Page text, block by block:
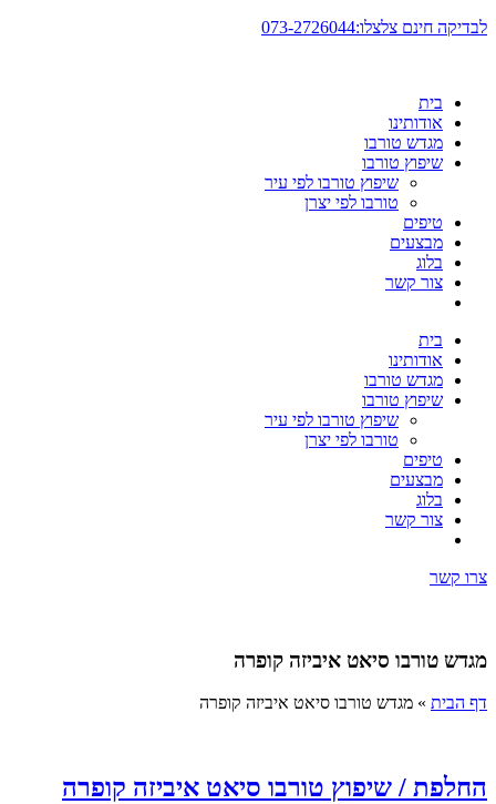
דלג
לבדיקה חינם צלצלו:073-2726044
בית
אודותינו
מגדש טורבו
שיפוץ טורבו
שיפוץ טורבו לפי עיר
טורבו לפי יצרן
טיפים
מבצעים
בלוג
צור קשר
בית
אודותינו
מגדש טורבו
שיפוץ טורבו
שיפוץ טורבו לפי עיר
טורבו לפי יצרן
טיפים
מבצעים
בלוג
צור קשר
צרו קשר
מגדש טורבו סיאט איביזה קופרה
דף הבית » מגדש טורבו סיאט איביזה קופרה
החלפת / שיפוץ טורבו סיאט איביזה קופרה